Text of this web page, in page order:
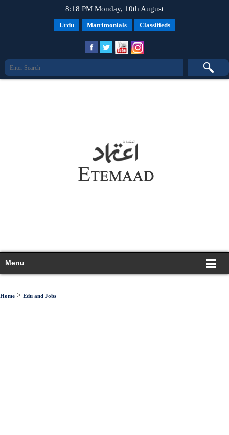
8:18 PM Monday, 10th August
Urdu Matrimonials Classifieds
Menu
Home > Edu and Jobs